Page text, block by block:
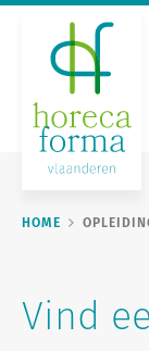
HOME
Vind